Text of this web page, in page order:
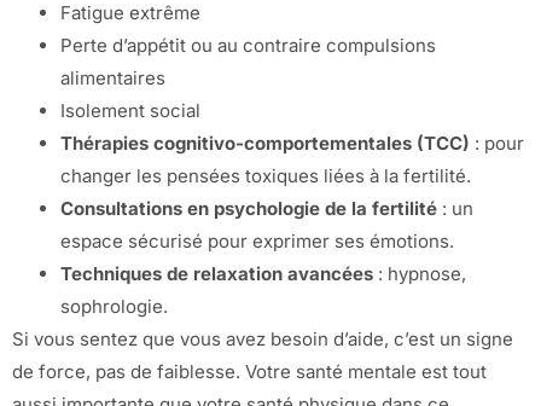
Fatigue extrême
Perte d’appétit ou au contraire compulsions
alimentaires
Isolement social
Thérapies cognitivo-comportementales (TCC) : pour
changer les pensées toxiques liées à la fertilité.
Consultations en psychologie de la fertilité : un
espace sécurisé pour exprimer ses émotions.
Techniques de relaxation avancées : hypnose,
sophrologie.
Si vous sentez que vous avez besoin d’aide, c’est un signe
de force, pas de faiblesse. Votre santé mentale est tout